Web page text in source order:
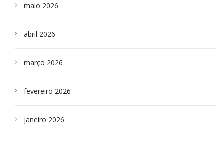
maio 2026
abril 2026
março 2026
fevereiro 2026
janeiro 2026